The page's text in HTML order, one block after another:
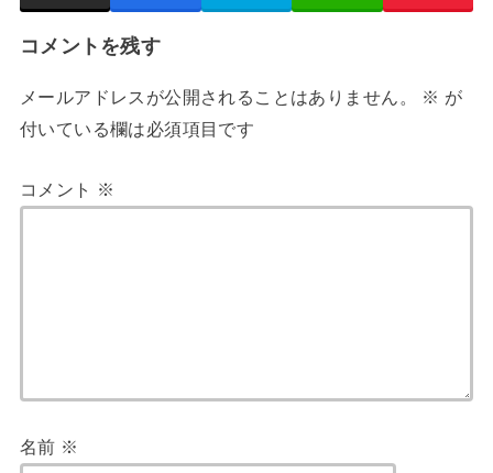
コメントを残す
メールアドレスが公開されることはありません。 ※ が
付いている欄は必須項目です
コメント ※
名前 ※